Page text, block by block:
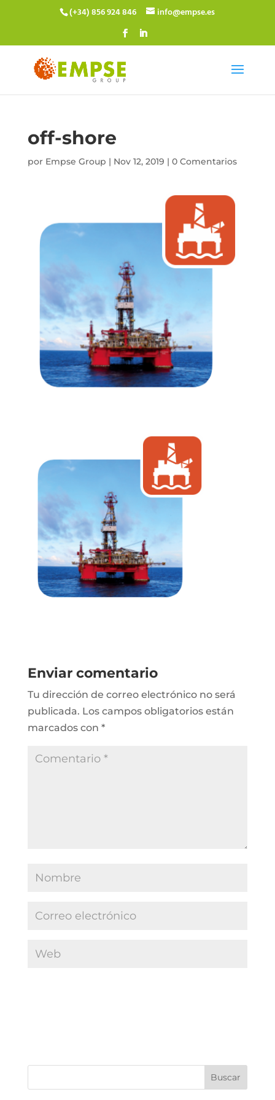
(+34) 856 924 846 info@empse.es
off-shore
por Empse Group | Nov 12, 2019 | 0 Comentarios
Enviar comentario
Tu dirección de correo electrónico no será
publicada. Los campos obligatorios están
marcados con *